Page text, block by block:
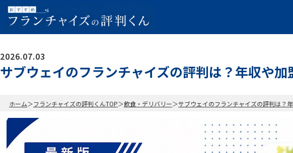
2026.07.03
サブウェイのフランチャイズの評判は？年収や加
ホーム フランチャイズの評判くんTOP 飲食・デリバリー サブウェイのフランチャイズの評判は？